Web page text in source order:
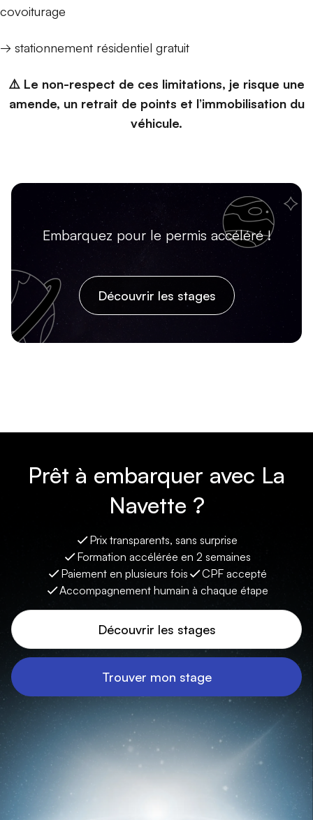
covoiturage
→ stationnement résidentiel gratuit
⚠️ Le non-respect de ces limitations, je risque une
amende, un retrait de points et l’immobilisation du
véhicule.
Embarquez pour le permis accéléré !
Découvrir les stages
Prêt à embarquer avec La
Navette ?
Prix transparents, sans surprise
Formation accélérée en 2 semaines
Paiement en plusieurs fois
CPF accepté
Accompagnement humain à chaque étape
Découvrir les stages
Trouver mon stage